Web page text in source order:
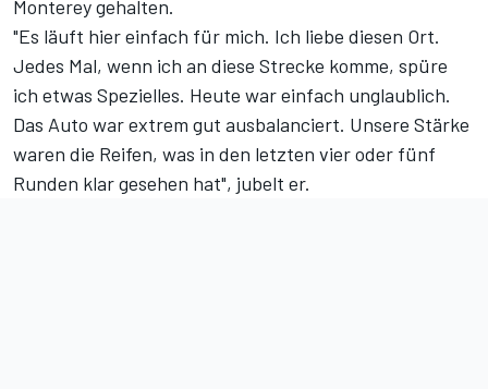
Monterey gehalten.
"Es läuft hier einfach für mich. Ich liebe diesen Ort.
Jedes Mal, wenn ich an diese Strecke komme, spüre
ich etwas Spezielles. Heute war einfach unglaublich.
Das Auto war extrem gut ausbalanciert. Unsere Stärke
waren die Reifen, was in den letzten vier oder fünf
Runden klar gesehen hat", jubelt er.